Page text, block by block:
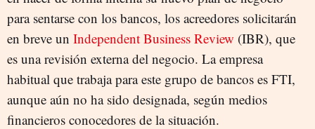
para sentarse con los bancos, los acreedores solicitarán
en breve un Independent Business Review (IBR), que
es una revisión externa del negocio. La empresa
habitual que trabaja para este grupo de bancos es FTI,
aunque aún no ha sido designada, según medios
financieros conocedores de la situación.